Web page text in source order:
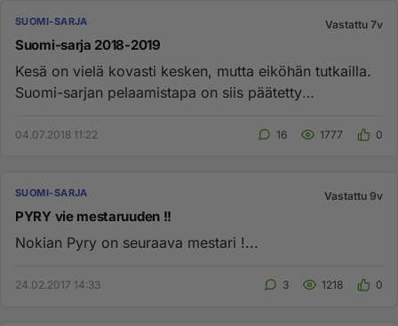
SUOMI-SARJA Vastattu 7v
Suomi-sarja 2018-2019
Kesä on vielä kovasti kesken, mutta eiköhän tutkailla.
Suomi-sarjan pelaamistapa on siis päätetty
04.07.2018 11:22 16 1777 0
SUOMI-SARJA Vastattu 9v
PYRY vie mestaruuden !!
Nokian Pyry on seuraava mestari !...
24.02.2017 14:33 3 1218 0